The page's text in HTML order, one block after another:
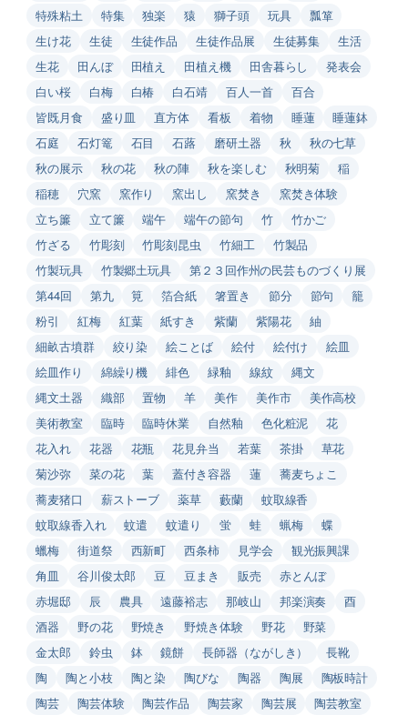
特殊粘土 特集 独楽 猿 獅子頭 玩具
瓢箪
生け花
生徒 生徒作品 生徒作品展 生徒募集
生活
生花
田んぼ 田植え 田植え機 田舎暮らし
発表会
白い桜
白梅 白椿 白石靖 百人一首
百合
皆既月食
盛り皿 直方体 看板 着物 睡蓮
睡蓮鉢
石庭
石灯篭 石目 石蕗 磨研土器 秋
秋の七草
秋の展示
秋の花 秋の陣 秋を楽しむ 秋明菊
稲
稲穂
穴窯 窯作り 窯出し 窯焚き
窯焚き体験
立ち簾
立て簾 端午 端午の節句 竹
竹かご
竹ざる
竹彫刻 竹彫刻昆虫 竹細工
竹製品
竹製玩具
竹製郷土玩具
第２３回作州の民芸ものづくり展
第44回
第九 筧 箔合紙 箸置き 節分 節句
籠
粉引
紅梅 紅葉 紙すき 紫蘭 紫陽花
紬
細畝古墳群
絞り染 絵ことば 絵付 絵付け
絵皿
絵皿作り
綿繰り機 緋色 緑釉 線紋
縄文
縄文土器
織部 置物 羊 美作 美作市
美作高校
美術教室
臨時 臨時休業 自然釉 色化粧泥
花
花入れ
花器 花瓶 花見弁当 若葉 茶掛
草花
菊沙弥
菜の花 葉 蓋付き容器 蓮
蕎麦ちょこ
蕎麦猪口
薪ストーブ 薬草 藪蘭
蚊取線香
蚊取線香入れ
蚊遣 蚊遣り 蛍 蛙 蝋梅
蝶
蠟梅
街道祭 西新町 西条柿 見学会
観光振興課
角皿
谷川俊太郎 豆 豆まき 販売
赤とんぼ
赤堀邸
辰 農具 遠藤裕志 那岐山 邦楽演奏
酉
酒器
野の花 野焼き 野焼き体験 野花
野菜
金太郎
鈴虫 鉢 鏡餅 長師器（ながしき）
長靴
陶
陶と小枝 陶と染 陶びな 陶器 陶展
陶板時計
陶芸
陶芸体験 陶芸作品 陶芸家 陶芸展
陶芸教室